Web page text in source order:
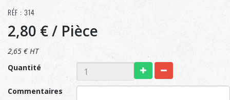
RÉF : 314
2,80 €/ Pièce
2,65 € HT
Quantité
Commentaires